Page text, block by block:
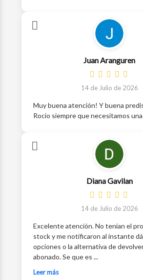
Juan Aranguren
14 de Julio de 2026
Muy buena atención! Y buena
Rocio siempre que necesitamos
Diana Gavilan
14 de Julio de 2026
Excelente atención. No tenían el
stock y me notificaron al instante
opciones o la alternativa de
abonado. Se que es ...
Leer más